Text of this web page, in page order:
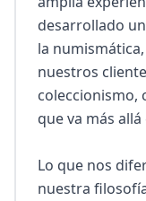
desarrollado
la
nuestros
coleccionismo,
que va más
Lo que nos
nuestra